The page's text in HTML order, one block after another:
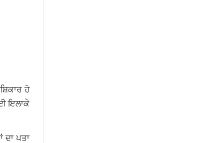
ਹੋ
ਇਲਾਕੇ
ਪਤਾ